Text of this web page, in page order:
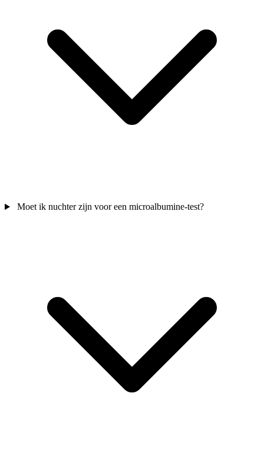
Moet ik nuchter zijn voor een microalbumine-test?